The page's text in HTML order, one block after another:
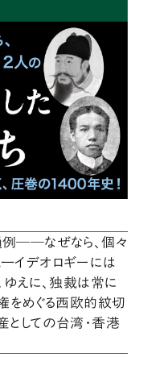
例――なぜなら、個々
イデオロギーには
ゆえに、独裁は常に
をめぐる西欧的紋切
としての台湾・香港